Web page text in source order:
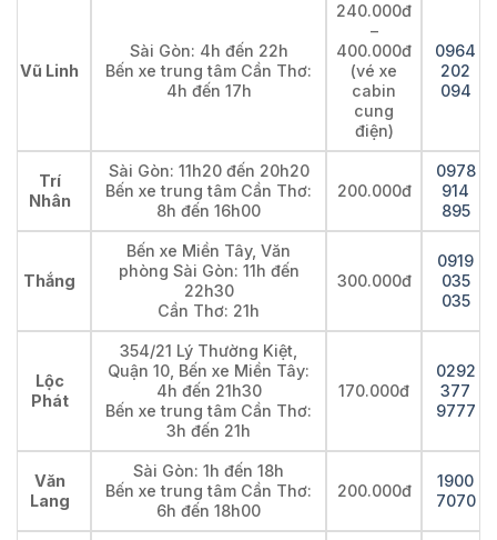
Vũ Linh
Sài Gòn: 4h đến 22h
Bến xe trung tâm Cần Thơ:
4h đến 17h
240.000đ
–
400.000đ
(vé xe
cabin
cung
điện)
0964
202
094
Trí
Nhân
Sài Gòn: 11h20 đến 20h20
Bến xe trung tâm Cần Thơ:
8h đến 16h00
200.000đ
0978
914
895
Thắng
Bến xe Miền Tây, Văn
phòng Sài Gòn: 11h đến
22h30
Cần Thơ: 21h
300.000đ
0919
035
035
Lộc
Phát
354/21 Lý Thường Kiệt,
Quận 10, Bến xe Miền Tây:
4h đến 21h30
Bến xe trung tâm Cần Thơ:
3h đến 21h
170.000đ
0292
377
9777
Văn
Lang
Sài Gòn: 1h đến 18h
Bến xe trung tâm Cần Thơ:
6h đến 18h00
200.000đ
1900
7070